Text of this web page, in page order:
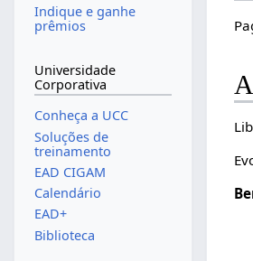
Indique e ganhe
prêmios
Universidade
Corporativa
Conheça a UCC
Soluções de
treinamento
EAD CIGAM
Calendário
EAD+
Biblioteca